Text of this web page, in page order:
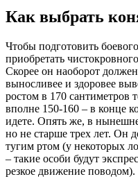
Как выбрать
Чтобы подготовить
приобретать
Скорее он наоборот
выносливее и здоровее
ростом в 170 сантиметров
вполне 150-160 – в конце
идете. Опять же, в
но не старше трех лет. Он
тугим ртом (у некоторых
– такие особи будут
резкое движение поводом).